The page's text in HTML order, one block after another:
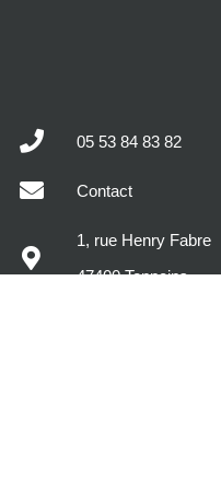
05 53 84 83 82
Contact
1, rue Henry Fabre
47400 Tonneins